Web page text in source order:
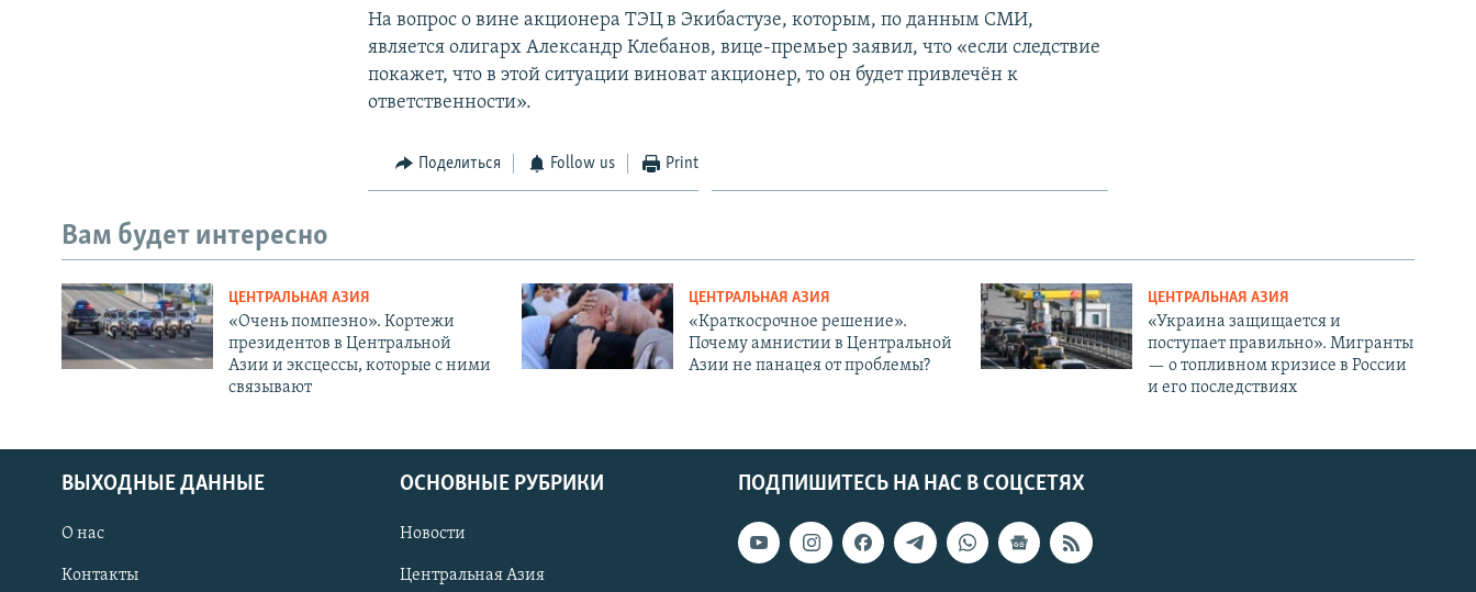
На вопрос о вине акционера ТЭЦ в Экибастузе, которым, по данным СМИ,
является олигарх Александр Клебанов, вице-премьер заявил, что «если следствие
покажет, что в этой ситуации виноват акционер, то он будет привлечён к
ответственности».
Поделиться Follow us Print
Вам будет интересно
ЦЕНТРАЛЬНАЯ АЗИЯ
«Очень помпезно». Кортежи
президентов в Центральной
Азии и эксцессы, которые с ними
связывают
ЦЕНТРАЛЬНАЯ АЗИЯ
«Краткосрочное решение».
Почему амнистии в Центральной
Азии не панацея от проблемы?
ЦЕНТРАЛЬНАЯ АЗИЯ
«Украина защищается и
поступает правильно». Мигранты
— о топливном кризисе в России
и его последствиях
ПОДПИШИТЕСЬ НА НАС В СОЦСЕТЯХ
ВЫХОДНЫЕ ДАННЫЕ
О нас
Контакты
ОСНОВНЫЕ РУБРИКИ
Новости
Центральная Азия